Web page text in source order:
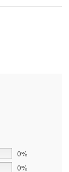
0%
0%